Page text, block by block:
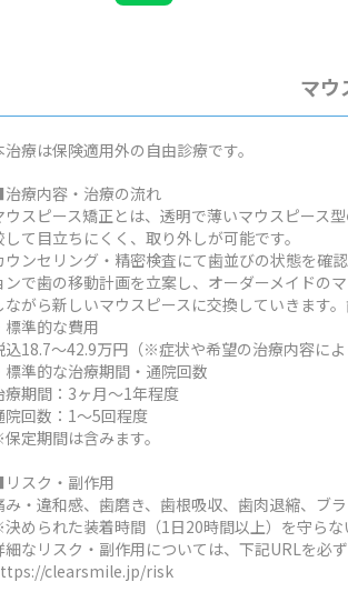
マウ
治療は保険適用外の自由診療です。
療内容・治療の流れ
ウスピース矯正とは、透明で薄いマウスピース
して目立ちにくく、取り外しが可能です。
ウンセリング・精密検査にて歯並びの状態を確
ンで歯の移動計画を立案し、オーダーメイドの
ながら新しいマウスピースに交換していきます
標準的な費用
込18.7～42.9万円（※症状や希望の治療内容に
標準的な治療期間・通院回数
療期間：3ヶ月～1年程度
院回数：1～5回程度
定期間は含みます。
スク・副作用
み・違和感、歯磨き、歯根吸収、歯肉退縮、ブ
められた装着時間（1日20時間以上）を守らな
細なリスク・副作用については、下記URLを必ず
clearsmile.jp/risk